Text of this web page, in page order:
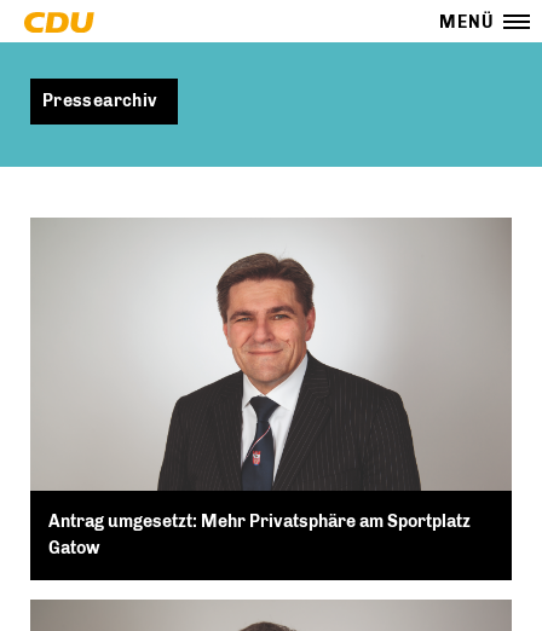
MENÜ
Pressearchiv
Antrag umgesetzt: Mehr Privatsphäre am Sportplatz
Gatow